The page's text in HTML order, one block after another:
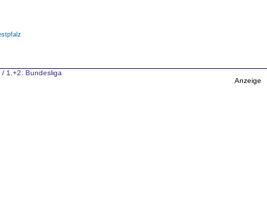
/ 1.+2. Bundesliga
Anzeige